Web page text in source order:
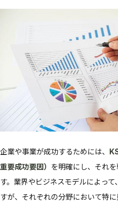
企業や事業が成功するためには、
重要成功要因） を明確にし、それ
す。業界やビジネスモデルによっ
すが、それぞれの分野において特